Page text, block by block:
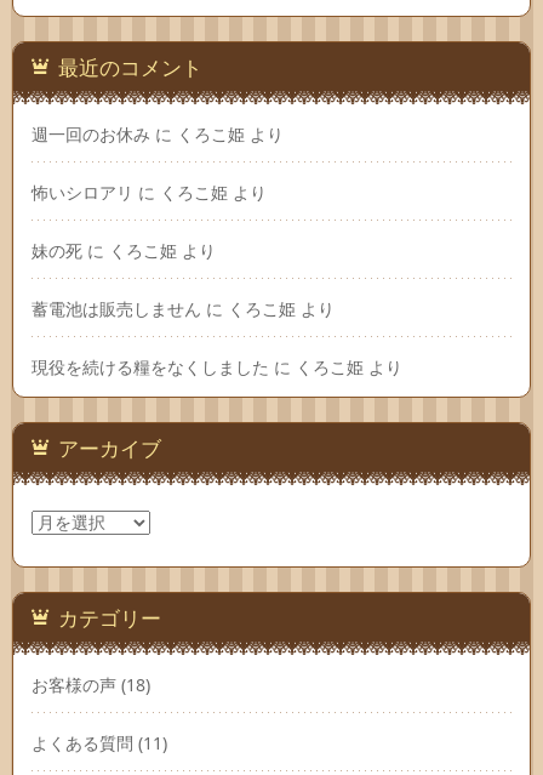
最近のコメント
週一回のお休み に くろこ姫 より
怖いシロアリ に くろこ姫 より
妹の死 に くろこ姫 より
蓄電池は販売しません に くろこ姫 より
現役を続ける糧をなくしました に くろこ姫 より
アーカイブ
ア
ー
カ
イ
ブ カテゴリー
お客様の声 (18)
よくある質問 (11)